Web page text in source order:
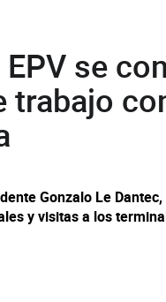
se
trabajo
Gonzalo Le
y visitas a los